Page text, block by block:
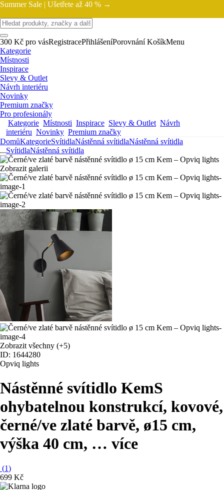
Summer Sale | Ušetřete až 40 % →
300 Kč pro vásRegistracePřihlášeníPorovnání KošíkMenu
Kategorie
Místnosti
Inspirace
Slevy & Outlet
Návrh interiéru
Novinky
Premium značky
Pro profesionály
Kategorie Místnosti Inspirace Slevy & Outlet Návrh
interiéru Novinky Premium značky
DomůKategorieSvítidlaNástěnná svítidlaNástěnná svítidla
...SvítidlaNástěnná svítidla
Zobrazit galerii
Zobrazit všechny (+5)
ID: 1644280
Opviq lights
Nástěnné svítidlo KemS
ohybatelnou konstrukcí, kovové,
černé/ve zlaté barvě, ø15 cm,
výška 40 cm, … více
(1)
699 Kč